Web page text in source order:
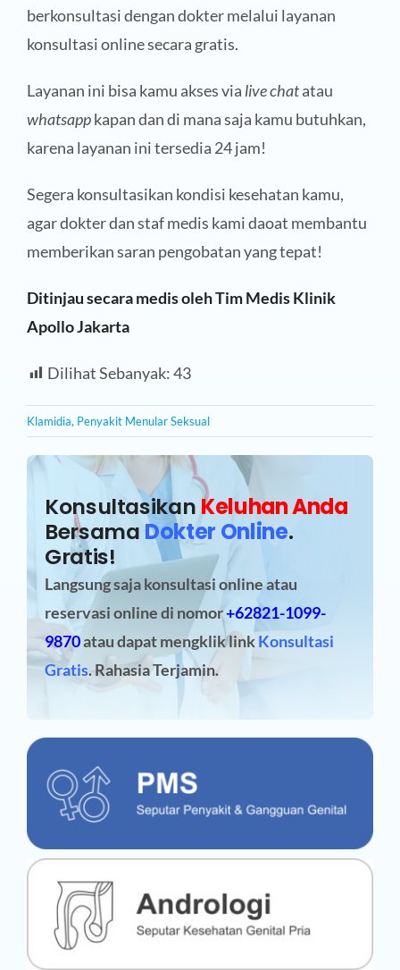
berkonsultasi dengan dokter melalui layanan
konsultasi online secara gratis.
Layanan ini bisa kamu akses via live chatatau
whatsappkapan dan di mana saja kamu butuhkan,
karena layanan ini tersedia 24 jam!
Segera konsultasikan kondisi kesehatan kamu,
agar dokter dan staf medis kami daoat membantu
memberikan saran pengobatan yang tepat!
Ditinjau secara medis oleh Tim Medis Klinik
Apollo Jakarta
Dilihat Sebanyak:43
Klamidia, Penyakit Menular Seksual
Konsultasikan Keluhan Anda
BersamaDokter Online.
Gratis!
Langsung saja konsultasi online atau
reservasi onlinedi nomor+62821-1099-
9870atau dapat mengklik linkKonsultasi
Gratis. Rahasia Terjamin.